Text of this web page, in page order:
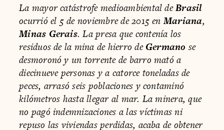
La mayor catástrofe medioambiental deBrasil
ocurrió el 5 de noviembre de 2015 enMariana,
Minas Gerais. La presa que contenía los
residuos de la mina de hierro deGermano se
desmoronó y un torrente de barro mató a
diecinueve personas y a catorce toneladas de
peces, arrasó seis poblaciones y contaminó
kilómetros hasta llegar al mar. La minera, que
no pagó indemnizaciones a las víctimas ni
repuso las viviendas perdidas, acaba de obtener